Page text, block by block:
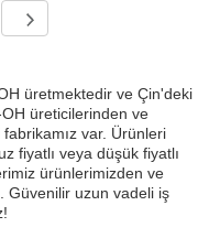
üretmektedir ve Çin'deki
üreticilerinden ve
var. Ürünleri
fiyatlı veya düşük fiyatlı
ürünlerimizden ve
Güvenilir uzun vadeli iş